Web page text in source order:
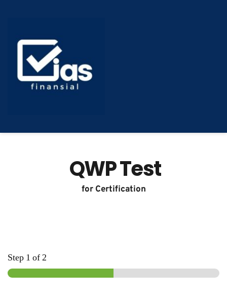
QWP Test
for Certification
Step 1 of 2